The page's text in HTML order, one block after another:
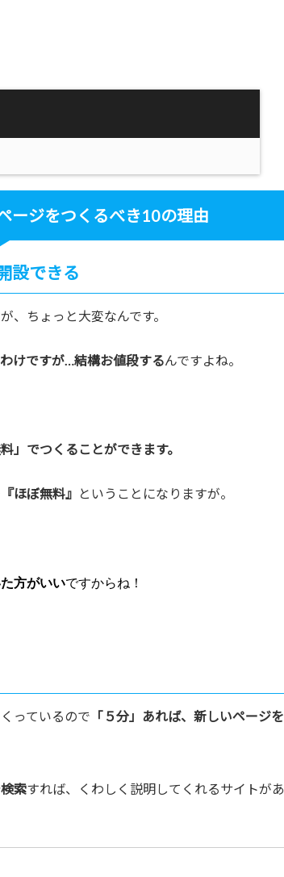
ージをつくるべき10の理由
設できる
、ちょっと大変なんです。
けですが…結構お値段するんですよね。
」でつくることができます。
『ほぼ無料』 ということになりますが。
方がいいですからね！
っているので 「５分」あれば、新しいページを
索すれば、くわしく説明してくれるサイトがあ